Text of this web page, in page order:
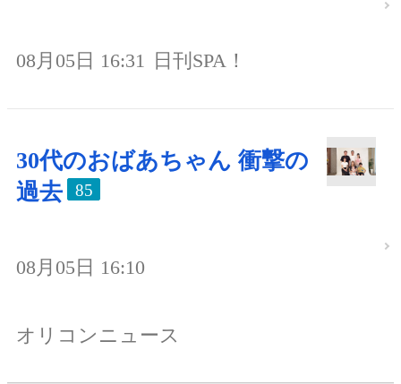
08月05日 16:31 日刊SPA！
30代のおばあちゃん 衝撃の
過去
85
08月05日 16:10
オリコンニュース